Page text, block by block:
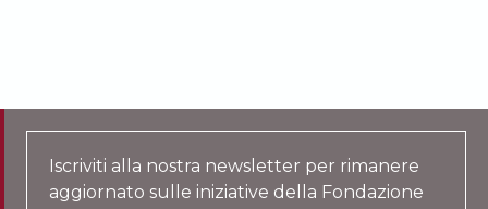
Iscriviti alla nostra newsletter per rimanere
aggiornato sulle iniziative della Fondazione